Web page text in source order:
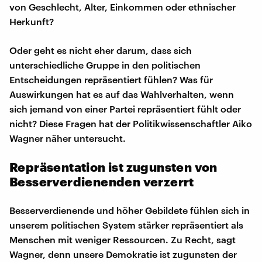
von Geschlecht, Alter, Einkommen oder ethnischer
Herkunft?
Oder geht es nicht eher darum, dass sich
unterschiedliche Gruppe in den politischen
Entscheidungen repräsentiert fühlen? Was für
Auswirkungen hat es auf das Wahlverhalten, wenn
sich jemand von einer Partei repräsentiert fühlt oder
nicht? Diese Fragen hat der Politikwissenschaftler Aiko
Wagner näher untersucht.
Repräsentation ist zugunsten von
Besserverdienenden verzerrt
Besserverdienende und höher Gebildete fühlen sich in
unserem politischen System stärker repräsentiert als
Menschen mit weniger Ressourcen. Zu Recht, sagt
Wagner, denn unsere Demokratie ist zugunsten der